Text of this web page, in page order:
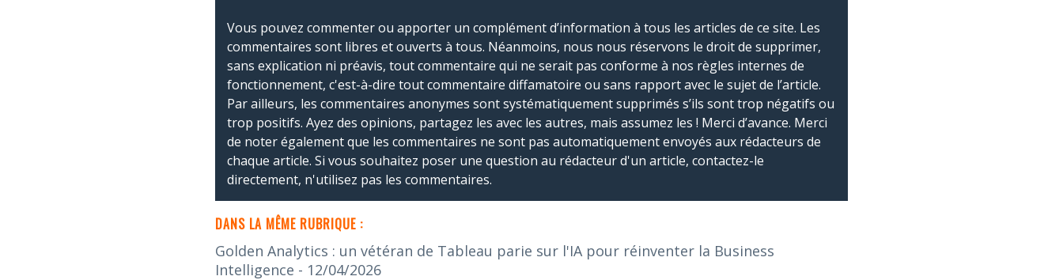
Vous pouvez commenter ou apporter un complément d’information à tous les articles de ce site. Les
commentaires sont libres et ouverts à tous. Néanmoins, nous nous réservons le droit de supprimer,
sans explication ni préavis, tout commentaire qui ne serait pas conforme à nos règles internes de
fonctionnement, c'est-à-dire tout commentaire diffamatoire ou sans rapport avec le sujet de l’article.
Par ailleurs, les commentaires anonymes sont systématiquement supprimés s’ils sont trop négatifs ou
trop positifs. Ayez des opinions, partagez les avec les autres, mais assumez les ! Merci d’avance. Merci
de noter également que les commentaires ne sont pas automatiquement envoyés aux rédacteurs de
chaque article. Si vous souhaitez poser une question au rédacteur d'un article, contactez-le
directement, n'utilisez pas les commentaires.
DANS LA MÊME RUBRIQUE :
Golden Analytics : un vétéran de Tableau parie sur l'IA pour réinventer la Business
Intelligence - 12/04/2026